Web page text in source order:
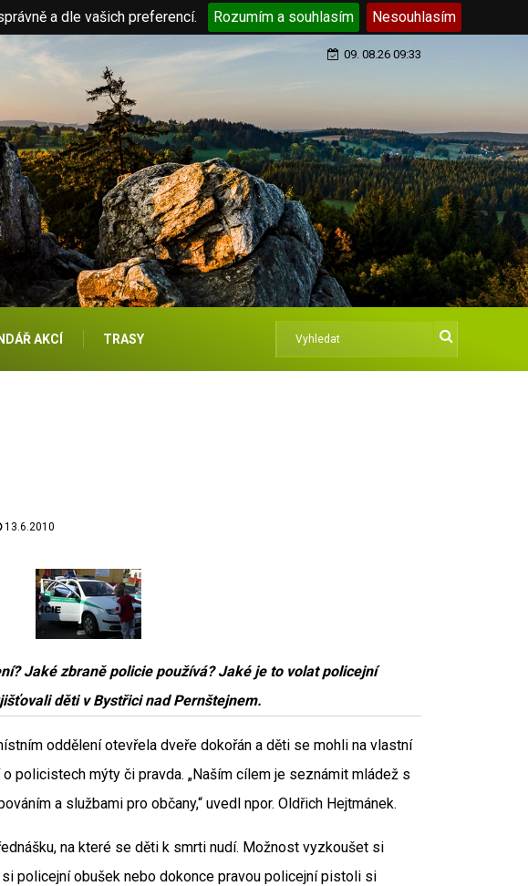
a dle vašich preferencí. Rozumím a souhlasím Nesouhlasím
09. 08.26 09:33
AKCÍ TRASY
13.6.2010
Jaké zbraně policie používá? Jaké je to volat policejní
děti v Bystřici nad Pernštejnem.
oddělení otevřela dveře dokořán a děti se mohli na vlastní
policistech mýty či pravda. „Naším cílem je seznámit mládež s
a službami pro občany,“ uvedl npor. Oldřich Hejtmánek.
na které se děti k smrti nudí. Možnost vyzkoušet si
policejní obušek nebo dokonce pravou policejní pistoli si